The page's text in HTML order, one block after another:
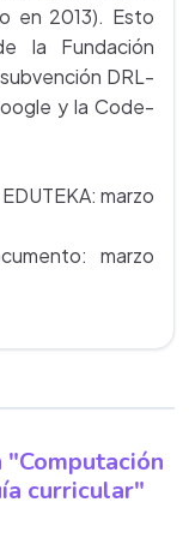
en 2013). Esto
la Fundación
DRL-
y la Code-
marzo
marzo
curricular"